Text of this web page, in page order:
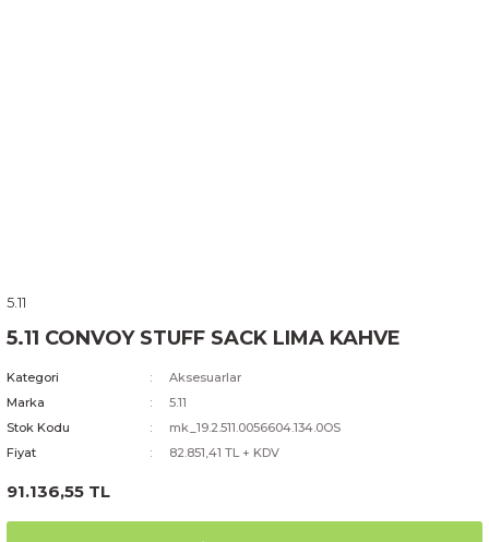
5.11
5.11 CONVOY STUFF SACK LIMA KAHVE
Kategori
Aksesuarlar
Marka
5.11
Stok Kodu
mk_19.2.511.0056604.134.0OS
Fiyat
82.851,41 TL + KDV
91.136,55 TL